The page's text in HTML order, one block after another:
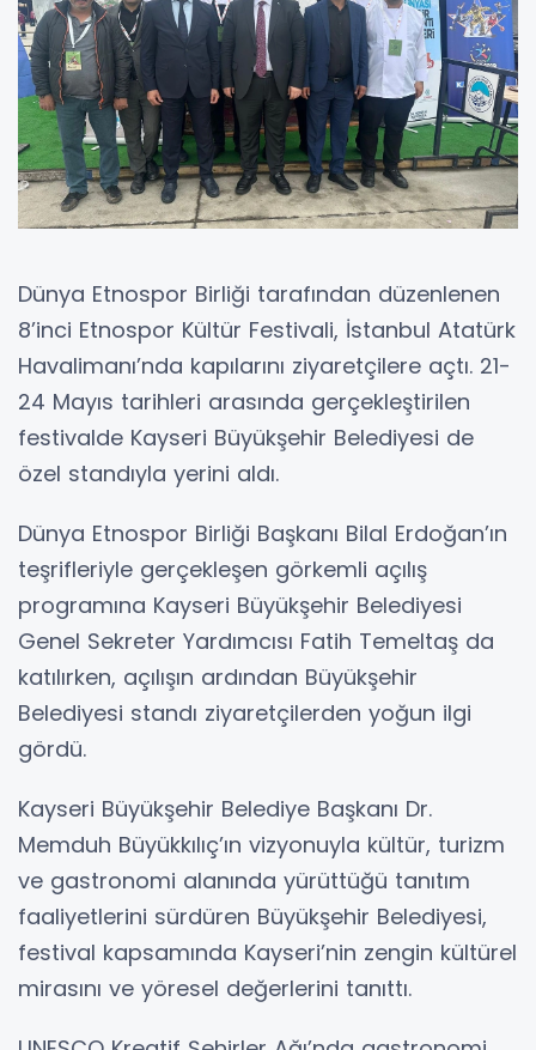
Dünya Etnospor Birliği tarafından düzenlenen
8’inci Etnospor Kültür Festivali, İstanbul Atatürk
Havalimanı’nda kapılarını ziyaretçilere açtı. 21-
24 Mayıs tarihleri arasında gerçekleştirilen
festivalde Kayseri Büyükşehir Belediyesi de
özel standıyla yerini aldı.
Dünya Etnospor Birliği Başkanı Bilal Erdoğan’ın
teşrifleriyle gerçekleşen görkemli açılış
programına Kayseri Büyükşehir Belediyesi
Genel Sekreter Yardımcısı Fatih Temeltaş da
katılırken, açılışın ardından Büyükşehir
Belediyesi standı ziyaretçilerden yoğun ilgi
gördü.
Kayseri Büyükşehir Belediye Başkanı Dr.
Memduh Büyükkılıç’ın vizyonuyla kültür, turizm
ve gastronomi alanında yürüttüğü tanıtım
faaliyetlerini sürdüren Büyükşehir Belediyesi,
festival kapsamında Kayseri’nin zengin kültürel
mirasını ve yöresel değerlerini tanıttı.